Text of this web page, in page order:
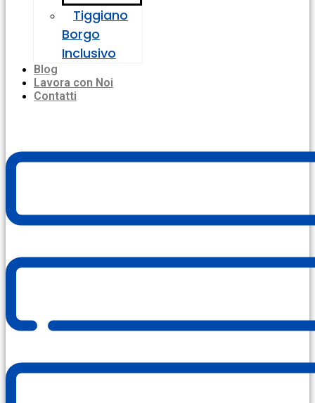
Tiggiano
Borgo
Inclusivo
Blog
Lavora con Noi
Contatti